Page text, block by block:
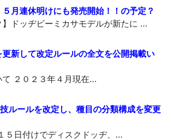
月連休明けにも発売開始！！の予定？
】ドッヂビーミカサモデルが新たに ...
更新して改定ルールの全文を公開掲載い
２０２３年４月現在...
ルールを改定し、種目の分類構成を変更
５日付けでディスクドッヂ、...